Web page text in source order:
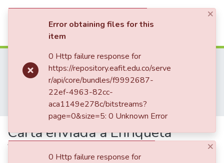
Communities & Collections
All of DSpace
Patrimonio Documental
Archivos históricos
Mariano Ospina Rodríguez (1826 -1912)
Enriqueta Vásquez de Ospina
Correspondencia recibida
Carta enviada a Enriqueta Vásquez de Ospina, Bogotá
Carta enviada a Enriqueta
Vásquez de Ospina, Bogotá
×
Error obtaining files for this
item
0 Http failure response for
https://repository.eafit.edu.co/serve
r/api/core/bundles/f9992687-
22ef-4963-82cc-
aca1149e278c/bitstreams?
page=0&size=5: 0 Unknown Error
×
0 Http failure response for